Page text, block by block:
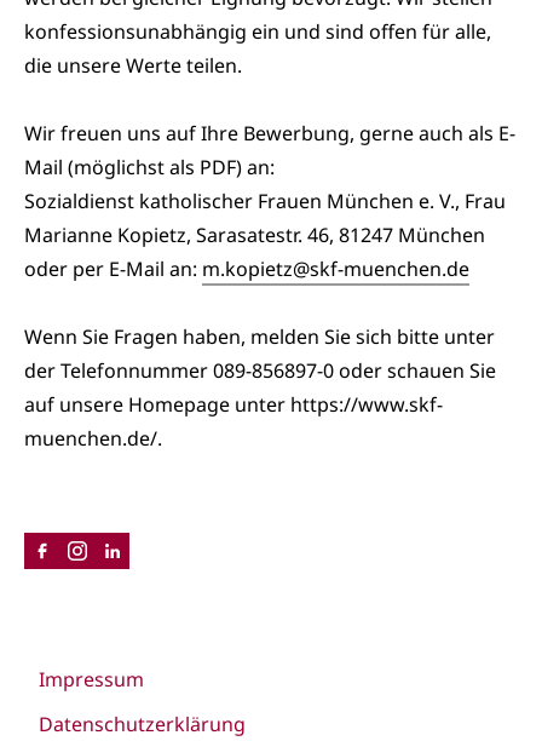
konfessionsunabhängig ein und sind offen für alle,
die unsere Werte teilen.
Wir freuen uns auf Ihre Bewerbung, gerne auch als E-
Mail (möglichst als PDF) an:
Sozialdienst katholischer Frauen München e. V., Frau
Marianne Kopietz, Sarasatestr. 46, 81247 München
oder per E-Mail an: m.kopietz@skf-muenchen.de
Wenn Sie Fragen haben, melden Sie sich bitte unter
der Telefonnummer 089-856897-0 oder schauen Sie
auf unsere Homepage unter https://www.skf-
muenchen.de/.
Impressum
Datenschutzerklärung